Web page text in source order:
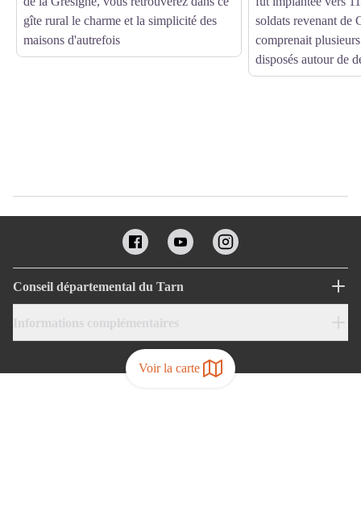
Voir la carte
gîte rural le charme et la simplicité des
maisons d'autrefois
soldats revenant de
comprenait
disposés autour de
Conseil départemental du Tarn
Informations complémentaires